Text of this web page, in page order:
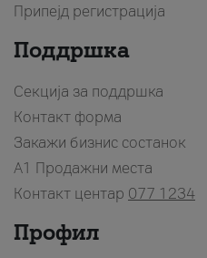
Припејд регистрација
Поддршка
Секција за поддршка
Контакт форма
Закажи бизнис состанок
A1 Продажни места
Контакт центар 077 1234
Профил